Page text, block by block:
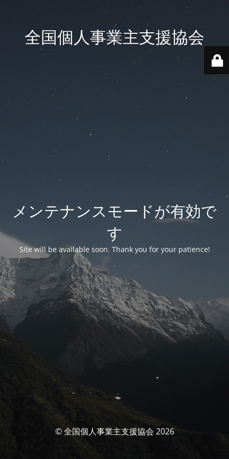
全国個人事業主支援協会
メンテナンスモードが有効で
す
Site will be available soon. Thank you for your patience!
© 全国個人事業主支援協会 2026